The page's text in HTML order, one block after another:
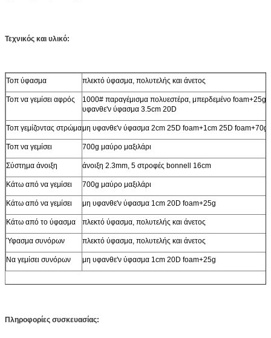
Τεχνικός και υλικό:
Τοπ ύφασμα πλεκτό ύφασμα, πολυτελής και άνετος
Τοπ να γεμίσει αφρός
1000# παραγέμισμα πολυεστέρα, μπερδεμένο foam+25g
υφανθε'ν ύφασμα 3.5cm 20D
Τοπ γεμίζοντας στρώμαμη υφανθε'ν ύφασμα 2cm 25D foam+1cm 25D foam+70g
Τοπ να γεμίσει 700g μαύρο μαξιλάρι
Σύστημα άνοιξη άνοιξη 2.3mm, 5 στροφές bonnell 16cm
Κάτω από να γεμίσει 700g μαύρο μαξιλάρι
Κάτω από να γεμίσει μη υφανθε'ν ύφασμα 1cm 20D foam+25g
Κάτω από το ύφασμα πλεκτό ύφασμα, πολυτελής και άνετος
Ύφασμα συνόρων πλεκτό ύφασμα, πολυτελής και άνετος
Να γεμίσει συνόρων μη υφανθε'ν ύφασμα 1cm 20D foam+25g
Πληροφορίες συσκευασίας: